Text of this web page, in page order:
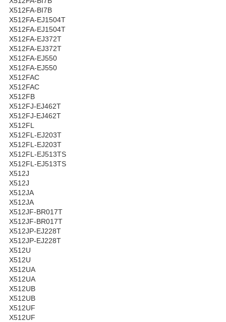
X512FA-BI7B
X512FA-EJ1504T
X512FA-EJ1504T
X512FA-EJ372T
X512FA-EJ372T
X512FA-EJ550
X512FA-EJ550
X512FAC
X512FAC
X512FB
X512FJ-EJ462T
X512FJ-EJ462T
X512FL
X512FL-EJ203T
X512FL-EJ203T
X512FL-EJ513TS
X512FL-EJ513TS
X512J
X512J
X512JA
X512JA
X512JF-BR017T
X512JF-BR017T
X512JP-EJ228T
X512JP-EJ228T
X512U
X512U
X512UA
X512UA
X512UB
X512UB
X512UF
X512UF